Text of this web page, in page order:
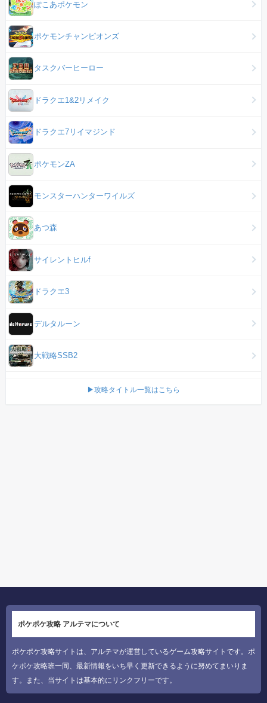
ぽこあポケモン
ポケモンチャンピオンズ
タスクバーヒーロー
ドラクエ1&2リメイク
ドラクエ7リイマジンド
ポケモンZA
モンスターハンターワイルズ
あつ森
サイレントヒルf
ドラクエ3
デルタルーン
大戦略SSB2
▶攻略タイトル一覧はこちら
ポケポケ攻略 アルテマについて
ポケポケ攻略サイトは、アルテマが運営しているゲーム攻略サイトです。ポ
ケポケ攻略班一同、最新情報をいち早く更新できるように努めてまいりま
す。また、当サイトは基本的にリンクフリーです。